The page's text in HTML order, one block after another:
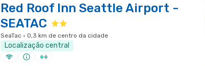
Red Roof Inn Seattle Airport -
SEATAC
SeaTac · 0,3 km de centro da cidade
Localização central